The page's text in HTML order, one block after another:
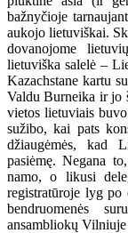
bažnyčioje
aukojo lietuviškai.
dovanojome
lietuviška salelė –
Kazachstane kartu
Valdu Burneika ir jo
vietos lietuviais
sužibo, kai pats
džiaugėmės, kad
pasiėmę. Negana
namo, o likusi
registratūroje lyg po
bendruomenės
ansambliokų